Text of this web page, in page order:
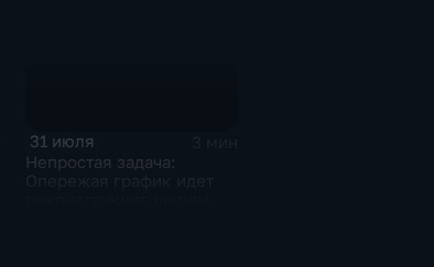
31 июля
Непростая задача: